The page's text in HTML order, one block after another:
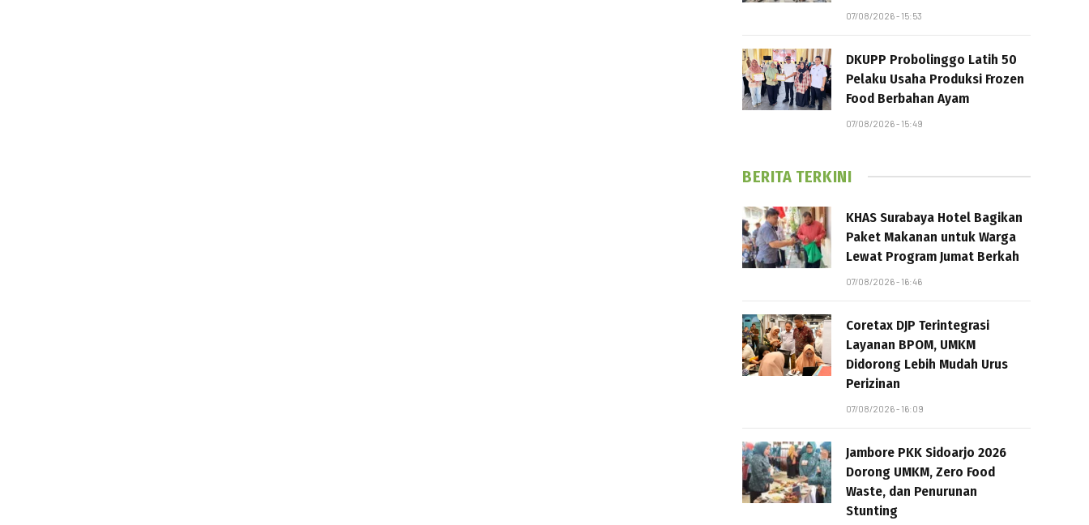
07/08/2026 - 15:53
DKUPP Probolinggo Latih 50
Pelaku Usaha Produksi Frozen
Food Berbahan Ayam
07/08/2026 - 15:49
BERITA TERKINI
KHAS Surabaya Hotel Bagikan
Paket Makanan untuk Warga
Lewat Program Jumat Berkah
07/08/2026 - 16:46
Coretax DJP Terintegrasi
Layanan BPOM, UMKM
Didorong Lebih Mudah Urus
Perizinan
07/08/2026 - 16:09
Jambore PKK Sidoarjo 2026
Dorong UMKM, Zero Food
Waste, dan Penurunan
Stunting